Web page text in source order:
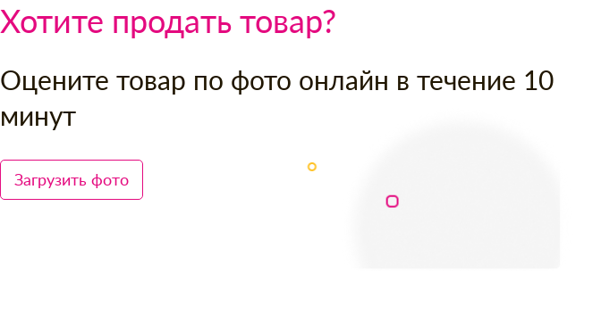
Хотите продать товар?
Оцените товар по фото онлайн в течение 10
минут
Загрузить фото